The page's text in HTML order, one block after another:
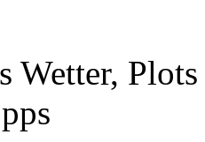
Wetter,